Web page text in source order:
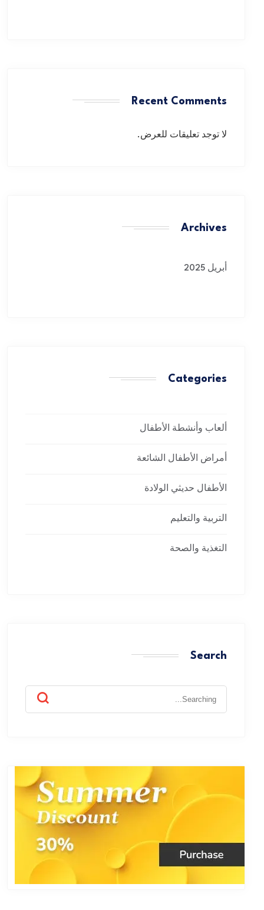
Recent Comments
لا توجد تعليقات للعرض.
Archives
أبريل 2025
Categories
ألعاب وأنشطة الأطفال
أمراض الأطفال الشائعة
الأطفال حديثي الولادة
التربية والتعليم
التغذية والصحة
Search
for: